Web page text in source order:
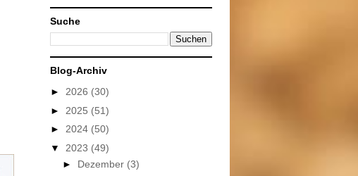
Suche
Blog-Archiv
► 2026 (30)
► 2025 (51)
► 2024 (50)
▼ 2023 (49)
► Dezember (3)